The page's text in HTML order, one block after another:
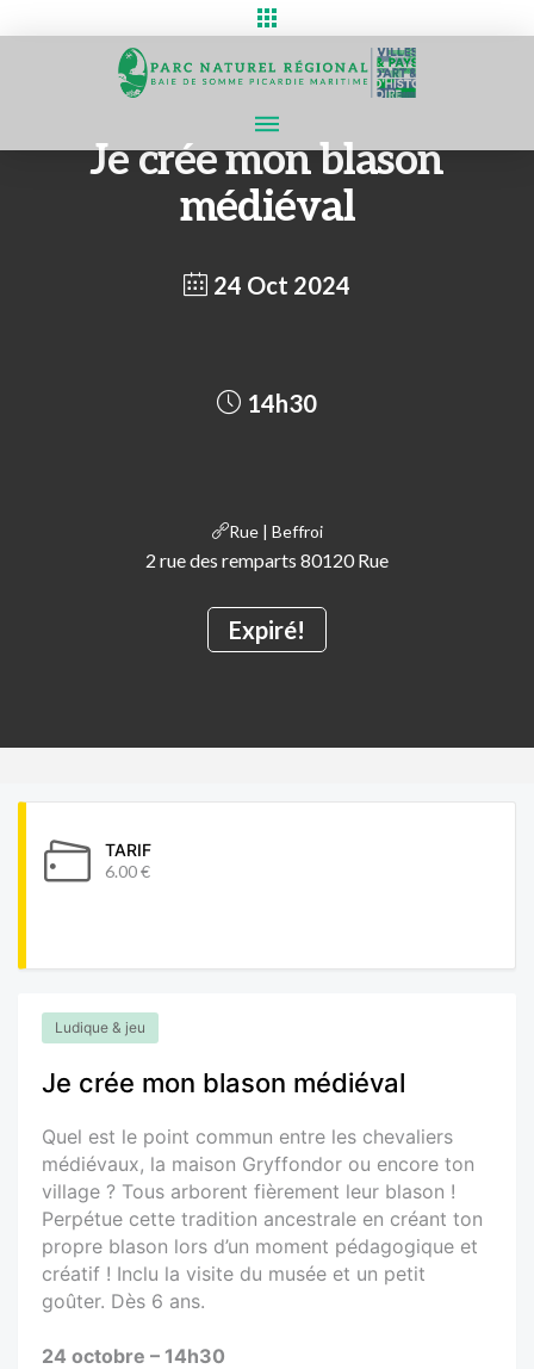
Je crée mon blason
médiéval
24 Oct 2024
Expiré!
14h30
Rue | Beffroi
2 rue des remparts 80120 Rue
TARIF
6.00 €
Ludique & jeu
Je crée mon blason médiéval
Quel est le point commun entre les chevaliers
médiévaux, la maison Gryffondor ou encore ton
village ? Tous arborent fièrement leur blason !
Perpétue cette tradition ancestrale en créant ton
propre blason lors d’un moment pédagogique et
créatif ! Inclu la visite du musée et un petit
goûter. Dès 6 ans.
24 octobre – 14h30